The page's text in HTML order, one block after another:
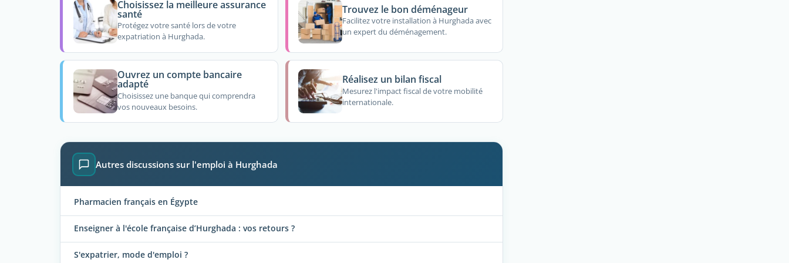
Choisissez la meilleure assurance
santé
Protégez votre santé lors de votre
expatriation à Hurghada.
Trouvez le bon déménageur
Facilitez votre installation à Hurghada avec
un expert du déménagement.
Ouvrez un compte bancaire
adapté
Choisissez une banque qui comprendra
vos nouveaux besoins.
Réalisez un bilan fiscal
Mesurez l'impact fiscal de votre mobilité
internationale.
Autres discussions sur l'emploi à Hurghada
Pharmacien français en Égypte
Enseigner à l'école française d’Hurghada : vos retours ?
S'expatrier, mode d'emploi ?